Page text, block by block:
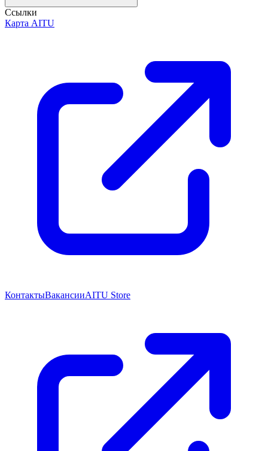
Ссылки
Карта AITU
КонтактыВакансииAITU Store